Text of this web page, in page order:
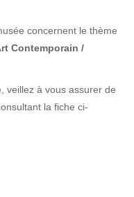
concernent le thème
Contemporain /
veillez à vous assurer de
la fiche ci-